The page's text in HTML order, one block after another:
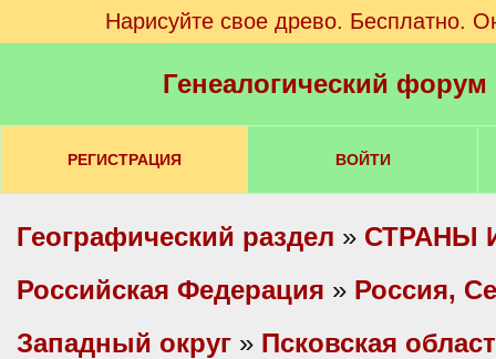
Нарисуйте свое древо. Бесплатно.
Генеалогический
РЕГИСТРАЦИЯ ВОЙТИ
Географический раздел » СТРАНЫ
Российская Федерация » Россия,
Западный округ » Псковская